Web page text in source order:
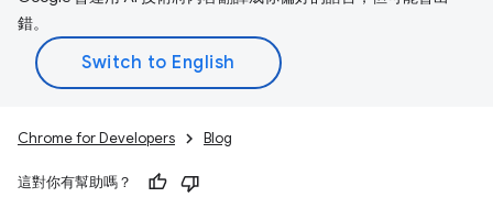
錯。
Chrome for Developers Blog
這對你有幫助嗎？